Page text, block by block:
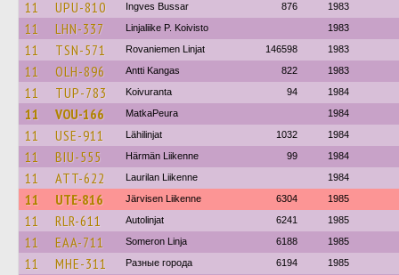
11 UPU-810 Ingves Bussar 876 1983
11 LHN-337 Linjaliike P. Koivisto 1983
11 TSN-571 Rovaniemen Linjat 146598 1983
11 OLH-896 Antti Kangas 822 1983
11 TUP-783 Koivuranta 94 1984
11 VOU-166 MatkaPeura 1984
11 USE-911 Lähilinjat 1032 1984
11 BIU-555 Härmän Liikenne 99 1984
11 ATT-622 Laurilan Liikenne 1984
11 UTE-816 Järvisen Liikenne 6304 1985
11 RLR-611 Autolinjat 6241 1985
11 EAA-711 Someron Linja 6188 1985
11 MHE-311 Разные города 6194 1985